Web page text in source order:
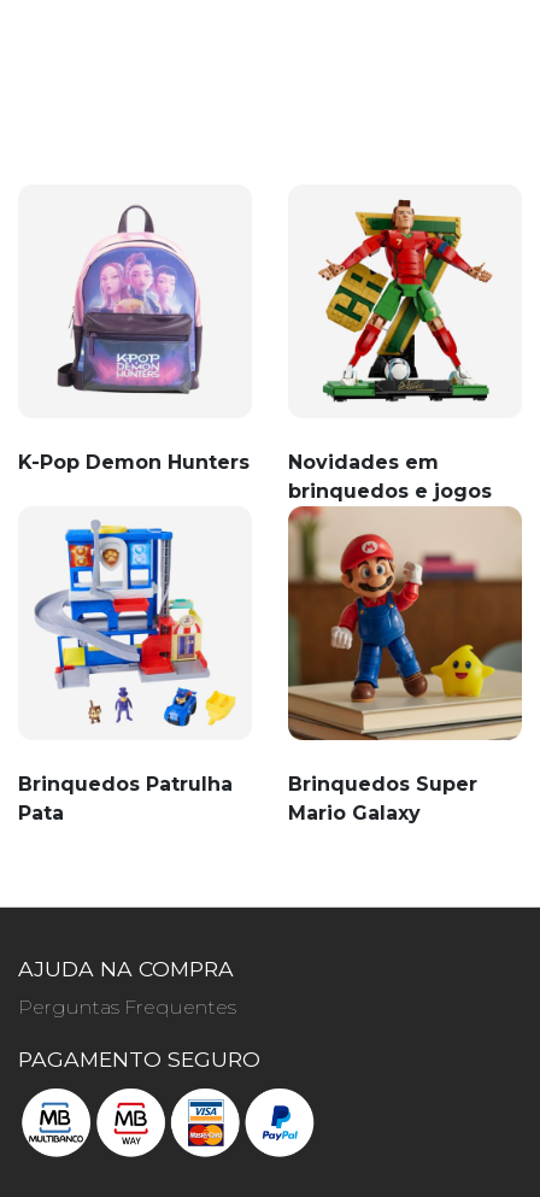
K-Pop Demon Hunters
Novidades em
brinquedos e jogos
Brinquedos Patrulha
Pata
Brinquedos Super
Mario Galaxy
AJUDA NA COMPRA
Perguntas Frequentes
PAGAMENTO SEGURO